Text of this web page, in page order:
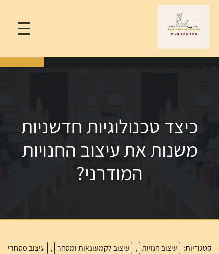
כיצד טכנולוגיות חדשניות
משנות את עיצוב החנויות
המודרני?
קטגוריות: עיצוב חנויות , עיצוב לקמעונאות ומסחר ,
עיצוב מסחרי